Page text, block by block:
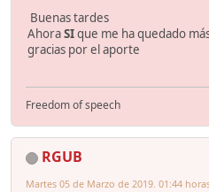
Buenas tardes
AhoraSIque me ha quedado
gracias por el aporte
Freedom of speech
RGUB
Martes 05 de Marzo de 2019. 01:44